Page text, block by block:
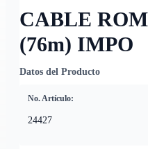
CABLE
(76m) IMPO
Datos del Producto
No. Artículo:
24427